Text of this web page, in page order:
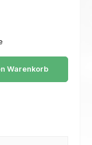
die Schaltflächen um
Warenkorb